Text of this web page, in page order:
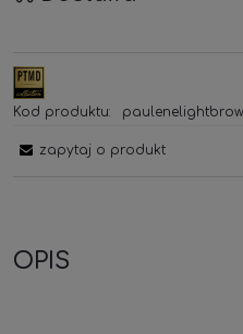
Kod produktu:
zapytaj o produkt
OPIS